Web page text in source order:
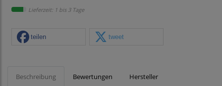
Lieferzeit: 1 bis 3 Tage
teilen tweet
Beschreibung Bewertungen Hersteller